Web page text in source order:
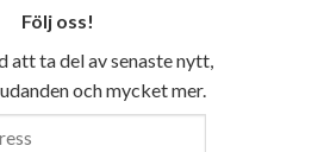
Följ oss!
att ta del av senaste nytt,
och mycket mer.